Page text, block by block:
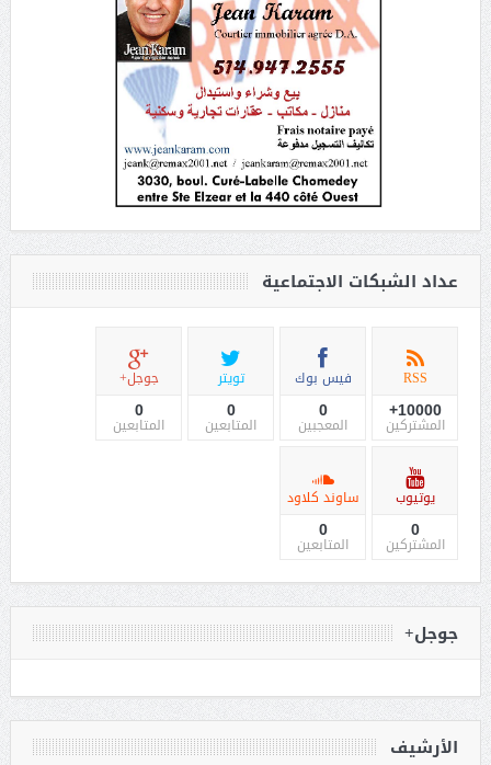
عداد الشبكات الاجتماعية
RSS
10000+
المشتركين
فيس بوك
0
المعجبين
تويتر
0
المتابعين
جوجل+
0
المتابعين
يوتيوب
0
المشتركين
ساوند كلاود
0
المتابعين
جوجل+
الأرشيف